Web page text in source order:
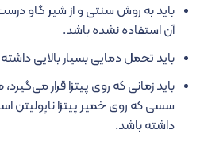
باید به روش سنتی و از شیر گاو
آن استفاده نشده باشد.
باید تحمل دمایی بسیار بالایی
باید زمانی که روی پیتزا قرار
سسی که روی خمیر پیتزا ناپولیتن
داشته باشد.